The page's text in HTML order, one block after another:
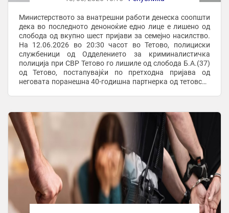
Министерството за внатрешни работи денеска соопшти
дека во последното деноноќие едно лице е лишено од
слобода од вкупно шест пријави за семејно насилство.
На 12.06.2026 во 20:30 часот во Тетово, полициски
службеници од Одделението за криминалистичка
полиција при СВР Тетово го лишиле од слобода Б.А.(37)
од Тетово, постапувајќи по претходна пријава од
неговата поранешна 40-годишна партнерка од тетовско